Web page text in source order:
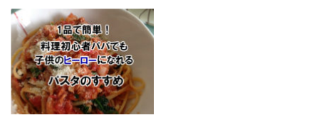
ル を紹介していきたいと
思います。 ちなみに収
穫したオリーブはオイル
にする量なんて到底取れ
ず、オリーブ漬けになり
ました。 オリーブオイ
ルは体に良い油。 ...
作るものですが、 今日は
ひき肉のカルボナーラの
レシピの紹介です。 お
肉大好きな我が家ではひ
き肉で作るカルボナーラ
のほうが 人気のメニュー
になっています。 お肉